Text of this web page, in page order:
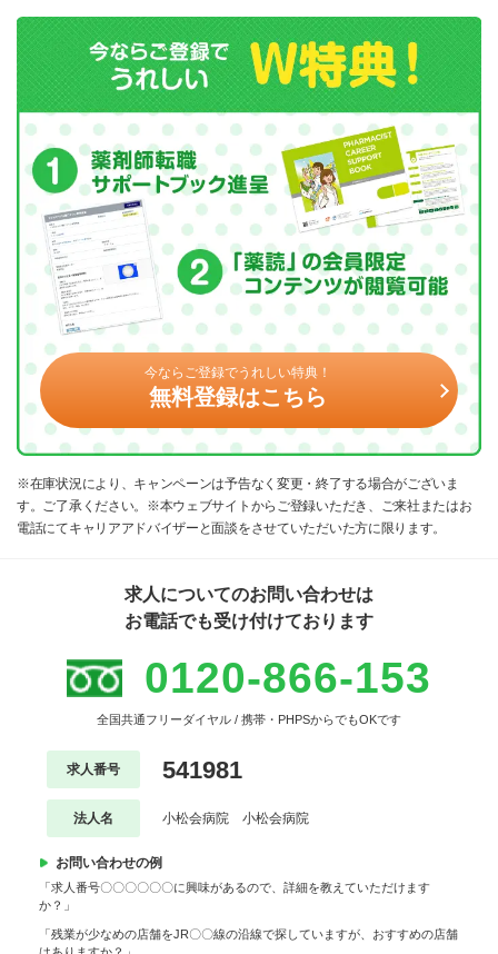
今ならご登録でうれしい特典！
無料登録はこちら
※在庫状況により、キャンペーンは予告なく変更・終了する場合がございま
す。ご了承ください。※本ウェブサイトからご登録いただき、ご来社またはお
電話にてキャリアアドバイザーと面談をさせていただいた方に限ります。
求人についてのお問い合わせは
お電話でも受け付けております
0120-866-153
全国共通フリーダイヤル / 携帯・PHPSからでもOKです
求人番号 541981
法人名 小松会病院 小松会病院
お問い合わせの例
「求人番号〇〇〇〇〇〇に興味があるので、詳細を教えていただけます
か？」
「残業が少なめの店舗をJR〇〇線の沿線で探していますが、おすすめの店舗